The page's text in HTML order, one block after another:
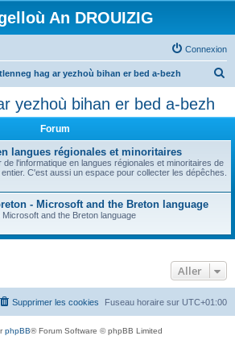
An DROUIZIG
Connexion
hag ar yezhoù bihan er bed a-bezh
yezhoù bihan er bed a-bezh
Forum
langues régionales et minoritaires
l'informatique en langues régionales et minoritaires de
C'est aussi un espace pour collecter les dépêches.
- Microsoft and the Breton language
and the Breton language
Aller
Fuseau horaire sur UTC+01:00
Supprimer les cookies
phpBB® Forum Software © phpBB Limited